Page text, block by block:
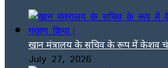
खान मंत्रालय के सचिव के रूप में केशव
July 27, 2026